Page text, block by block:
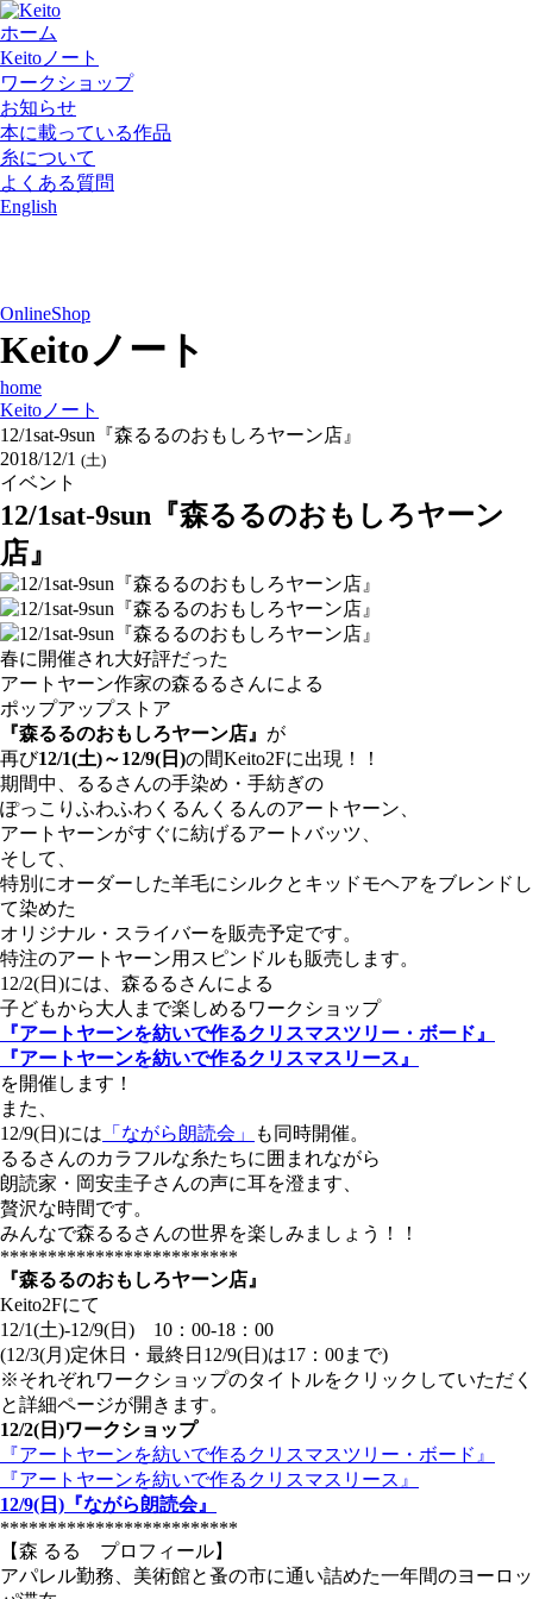
ホーム
Keitoノート
ワークショップ
お知らせ
本に載っている作品
糸について
よくある質問
English
OnlineShop
Keitoノート
home
Keitoノート
12/1sat-9sun『森るるのおもしろヤーン店』
2018/12/1 (土)
イベント
12/1sat-9sun『森るるのおもしろヤーン
店』
春に開催され大好評だった
アートヤーン作家の森るるさんによる
ポップアップストア
『森るるのおもしろヤーン店』 が
再び12/1(土)～12/9(日)の間Keito2Fに出現！！
期間中、るるさんの手染め・手紡ぎの
ぽっこりふわふわくるんくるんのアートヤーン、
アートヤーンがすぐに紡げるアートバッツ、
そして、
特別にオーダーした羊毛にシルクとキッドモヘアをブレンドし
て染めた
オリジナル・スライバーを販売予定です。
特注のアートヤーン用スピンドルも販売します。
12/2(日)には、森るるさんによる
子どもから大人まで楽しめるワークショップ
『アートヤーンを紡いで作るクリスマスツリー・ボード』
『アートヤーンを紡いで作るクリスマスリース』
を開催します！
また、
12/9(日)には 「ながら朗読会」
も同時開催。
るるさんのカラフルな糸たちに囲まれながら
朗読家・岡安圭子さんの声に耳を澄ます、
贅沢な時間です。
みんなで森るるさんの世界を楽しみましょう！！
*************************
『森るるのおもしろヤーン店』
Keito2Fにて
12/1(土)-12/9(日) 10：00-18：00
(12/3(月)定休日・最終日12/9(日)は17：00まで)
※それぞれワークショップのタイトルをクリックしていただく
と詳細ページが開きます。
12/2(日)ワークショップ
『アートヤーンを紡いで作るクリスマスツリー・ボード』
『アートヤーンを紡いで作るクリスマスリース』
12/9(日)『ながら朗読会』
*************************
【森 るる プロフィール】
アパレル勤務、美術館と蚤の市に通い詰めた一年間のヨーロッ